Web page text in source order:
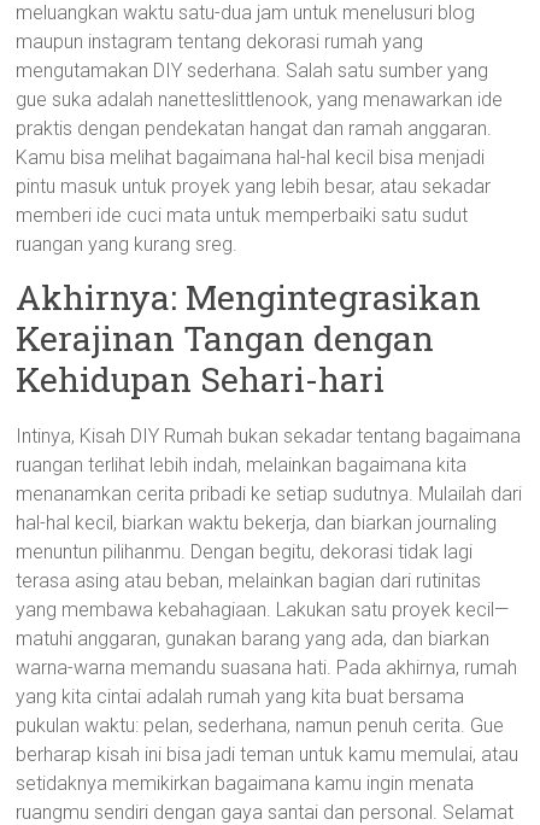
meluangkan waktu satu-dua jam untuk menelusuri blog
maupun instagram tentang dekorasi rumah yang
mengutamakan DIY sederhana. Salah satu sumber yang
gue suka adalah nanetteslittlenook, yang menawarkan ide
praktis dengan pendekatan hangat dan ramah anggaran.
Kamu bisa melihat bagaimana hal-hal kecil bisa menjadi
pintu masuk untuk proyek yang lebih besar, atau sekadar
memberi ide cuci mata untuk memperbaiki satu sudut
ruangan yang kurang sreg.
Akhirnya: Mengintegrasikan
Kerajinan Tangan dengan
Kehidupan Sehari-hari
Intinya, Kisah DIY Rumah bukan sekadar tentang bagaimana
ruangan terlihat lebih indah, melainkan bagaimana kita
menanamkan cerita pribadi ke setiap sudutnya. Mulailah dari
hal-hal kecil, biarkan waktu bekerja, dan biarkan journaling
menuntun pilihanmu. Dengan begitu, dekorasi tidak lagi
terasa asing atau beban, melainkan bagian dari rutinitas
yang membawa kebahagiaan. Lakukan satu proyek kecil—
matuhi anggaran, gunakan barang yang ada, dan biarkan
warna-warna memandu suasana hati. Pada akhirnya, rumah
yang kita cintai adalah rumah yang kita buat bersama
pukulan waktu: pelan, sederhana, namun penuh cerita. Gue
berharap kisah ini bisa jadi teman untuk kamu memulai, atau
setidaknya memikirkan bagaimana kamu ingin menata
ruangmu sendiri dengan gaya santai dan personal. Selamat